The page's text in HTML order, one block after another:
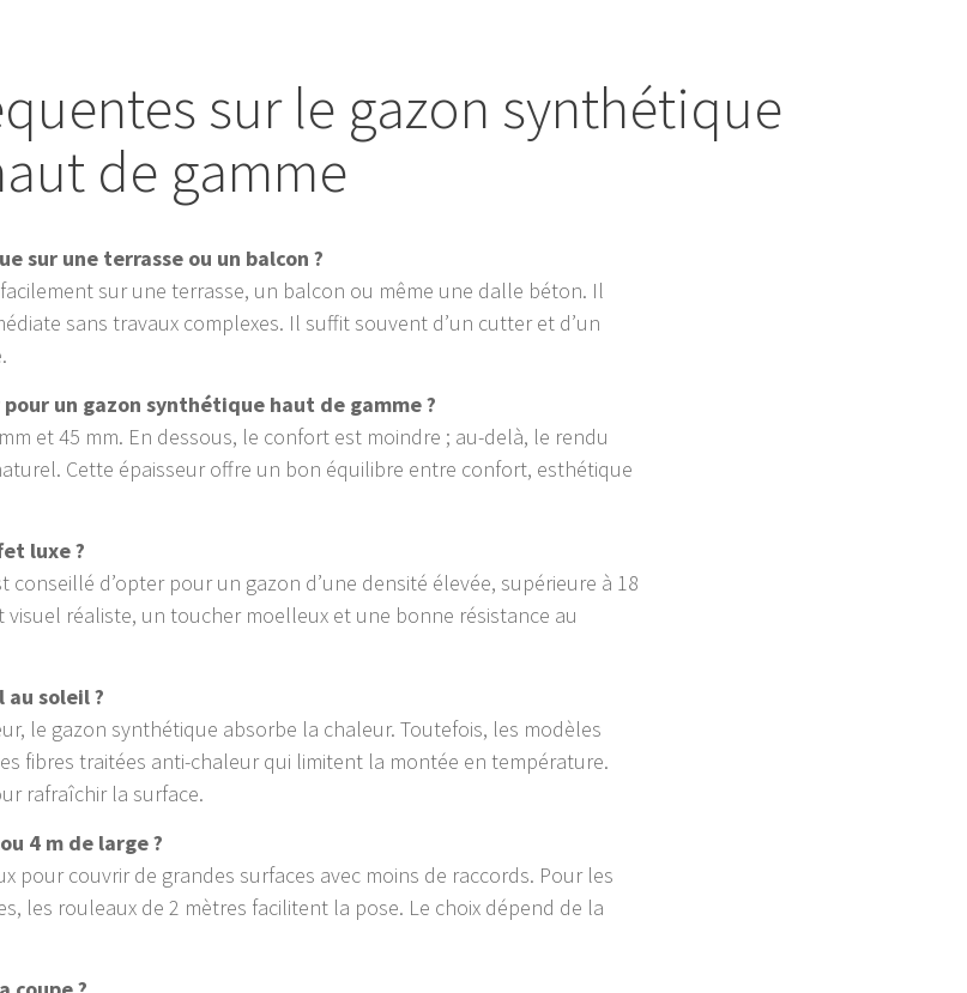
sur le gazon synthétique
de gamme
sur une terrasse ou un balcon ?
sur une terrasse, un balcon ou même une dalle béton. Il
sans travaux complexes. Il suffit souvent d’un cutter et d’un
un gazon synthétique haut de gamme ?
et 45 mm. En dessous, le confort est moindre ; au-delà, le rendu
Cette épaisseur offre un bon équilibre entre confort, esthétique
luxe ?
d’opter pour un gazon d’une densité élevée, supérieure à 18
visuel réaliste, un toucher moelleux et une bonne résistance au
soleil ?
le gazon synthétique absorbe la chaleur. Toutefois, les modèles
fibres traitées anti-chaleur qui limitent la montée en température.
rafraîchir la surface.
4 m de large ?
pour couvrir de grandes surfaces avec moins de raccords. Pour les
les rouleaux de 2 mètres facilitent la pose. Le choix dépend de la